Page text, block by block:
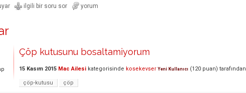
Çöp kutusunu bosaltamiyorum
15 Kasım 2015 Mac Ailesi kategorisinde kosekevser Yeni Kullanıcı (120 puan) tarafından
çöp-kutusu çöp